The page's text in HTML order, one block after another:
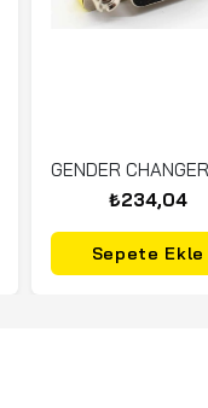
₺234,04
Sepete Ekle